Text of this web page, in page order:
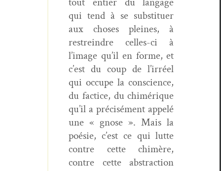
qui tend à se sub­stituer
aux choses pleines, à
restrein­dre celles-ci à
l’image qu’il en forme, et
c’est du coup de l’irréel
qui occupe la con­science,
du fac­tice, du chimérique
qu’il a pré­cisé­ment appelé
une « gnose ». Mais la
poésie, c’est ce qui lutte
con­tre cette chimère,
con­tre cette abstrac­tion